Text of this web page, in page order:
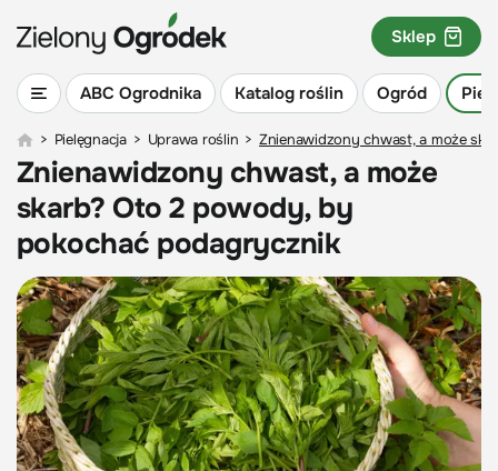
ABC Ogrodnika Katalog roślin Ogród
Sklep
> Pielęgnacja > Uprawa roślin > Znienawidzony chwast, a może
Znienawidzony chwast, a może
skarb? Oto 2 powody, by
pokochać podagrycznik